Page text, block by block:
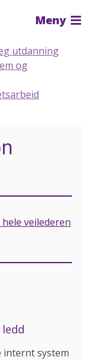
Meny
utdanning
og
veilederen
internt system